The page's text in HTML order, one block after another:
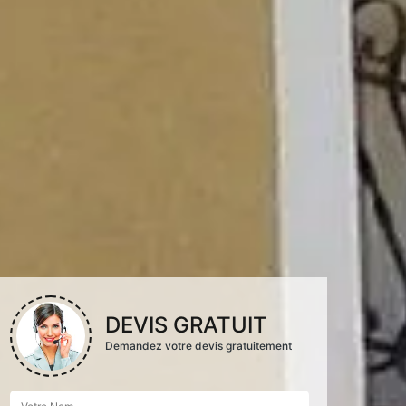
DEVIS GRATUIT
Demandez votre devis gratuitement